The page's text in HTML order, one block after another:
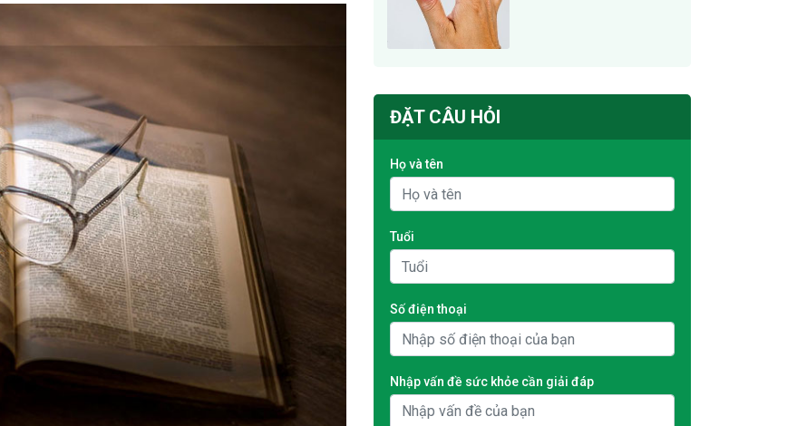
ĐẶT CÂU HỎI
Họ và tên
Tuổi
Số điện thoại
Nhập vấn đề sức khỏe cần giải đáp